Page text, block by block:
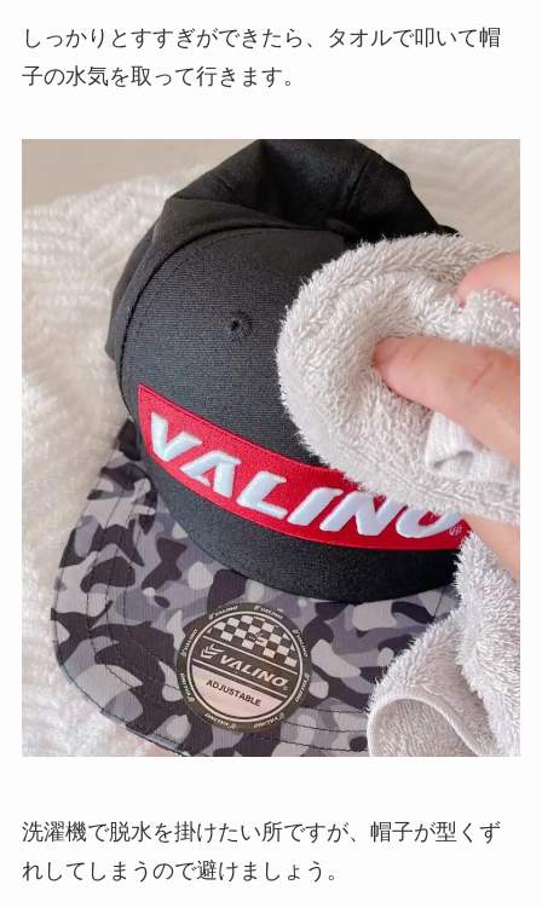
しっかりとすすぎができたら、タオルで叩いて帽
子の水気を取って行きます。
洗濯機で脱水を掛けたい所ですが、帽子が型くず
れしてしまうので避けましょう。